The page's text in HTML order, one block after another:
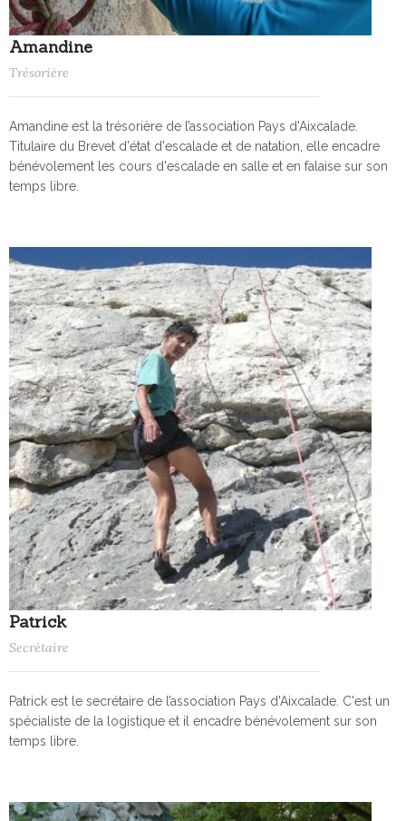
Amandine
Trésorière
Amandine est la trésorière de l’association Pays d'Aixcalade.
Titulaire du Brevet d'état d'escalade et de natation, elle encadre
bénévolement les cours d'escalade en salle et en falaise sur son
temps libre.
Patrick
Secrétaire
Patrick est le secrétaire de l’association Pays d'Aixcalade. C'est un
spécialiste de la logistique et il encadre bénévolement sur son
temps libre.